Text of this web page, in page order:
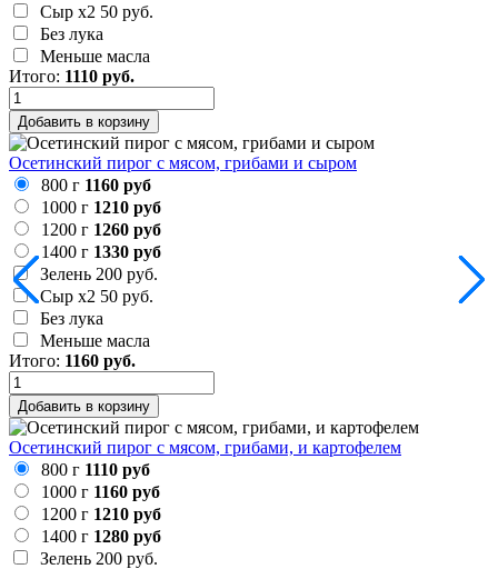
Сыр х2 50 руб.
Без лука
Меньше масла
Итого: 1110 руб.
Добавить в корзину
Осетинский пирог с мясом, грибами и сыром
800 г 1160 руб
1000 г 1210 руб
1200 г 1260 руб
1400 г 1330 руб
Зелень 200 руб.
Сыр х2 50 руб.
Без лука
Меньше масла
Итого: 1160 руб.
Добавить в корзину
Осетинский пирог с мясом, грибами, и картофелем
800 г 1110 руб
1000 г 1160 руб
1200 г 1210 руб
1400 г 1280 руб
Зелень 200 руб.